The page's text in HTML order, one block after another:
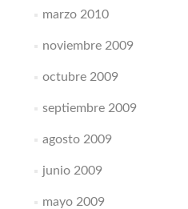
marzo 2010
noviembre 2009
octubre 2009
septiembre 2009
agosto 2009
junio 2009
mayo 2009